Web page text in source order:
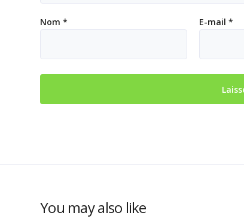
Nom * E-mail *
You may also like